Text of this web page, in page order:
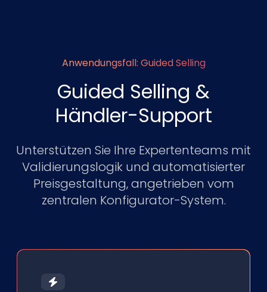
Anwendungsfall: Guided Selling
Guided Selling &
Händler-Support
Unterstützen Sie Ihre Expertenteams mit
Validierungslogik und automatisierter
Preisgestaltung, angetrieben vom
zentralen Konfigurator-System.